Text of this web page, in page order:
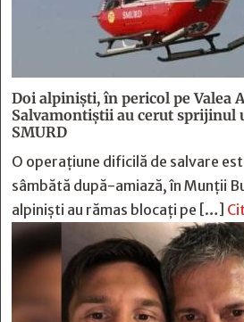
Doi alpiniști, în pericol pe Valea
Salvamontiștii au cerut sprijinul
SMURD
O operațiune dificilă de salvare
sâmbătă după-amiază, în Munții
alpiniști au rămas blocați pe […]